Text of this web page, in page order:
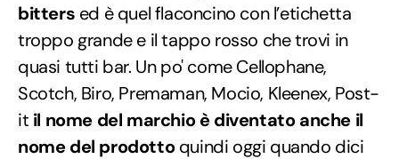
bitters ed è quel flaconcino con l’etichetta
troppo grande e il tappo rosso che trovi in
quasi tutti bar. Un po' come Cellophane,
Scotch, Biro, Premaman, Mocio, Kleenex, Post-
it il nome del marchio è diventato anche il
nome del prodottoquindi oggi quando dici